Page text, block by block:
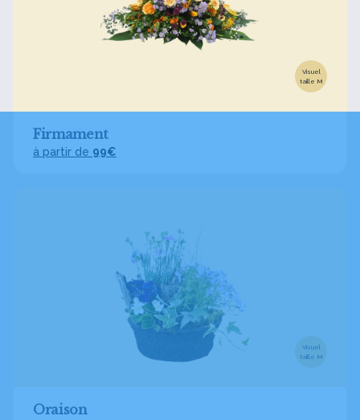
Visuel
taille M
Firmament
à partir de 99€
Visuel
taille M
Oraison